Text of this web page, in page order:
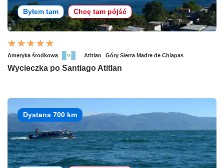
Byłem tam Chcę tam pójść
Ameryka środkowa Atitlan Góry Sierra Madre de Chiapas
Wycieczka po Santiago Atitlan
Dystans 700 km